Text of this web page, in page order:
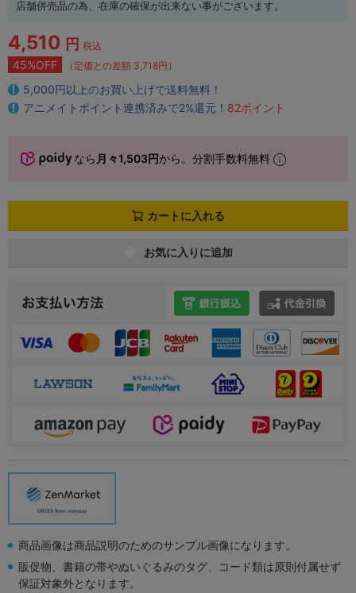
店舗併売品の為、在庫の確保が出来ない事がございます。
4,510 円 税込
45%OFF （定価との差額 3,718円）
5,000円以上のお買い上げで送料無料！
アニメイトポイント連携済みで2%還元！ 82ポイント
なら 月々1,503円から。分割手数料無料
カートに入れる
お気に入りに追加
商品画像は商品説明のためのサンプル画像になります。
販促物、書籍の帯やぬいぐるみのタグ、コード類は原則付属せず
保証対象外となります。